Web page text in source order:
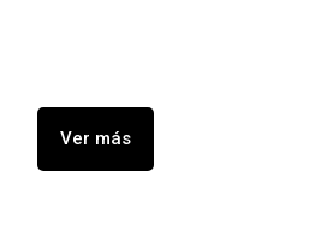
Ver más